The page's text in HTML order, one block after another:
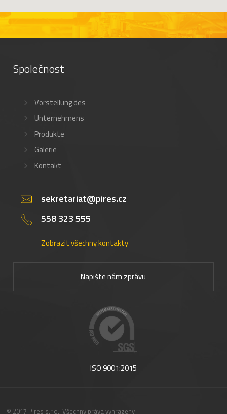
Společnost
Vorstellung des
Unternehmens
Produkte
Galerie
Kontakt
sekretariat@pires.cz
558 323 555
Zobrazit všechny kontakty
Napište nám zprávu
ISO 9001:2015
© 2017 Pires s.r.o., Všechny práva vyhrazeny